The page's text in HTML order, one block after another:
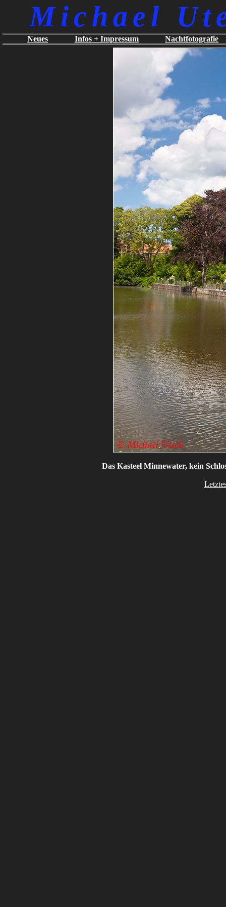
Michael
Neues Infos + Impressum Nachtfotografie
Das Kasteel Minnewater, kein